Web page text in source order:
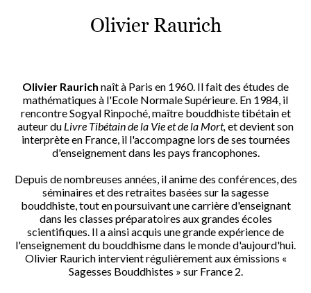
Olivier Raurich
Olivier Raurich naît à Paris en 1960. Il fait des études de
mathématiques à l'Ecole Normale Supérieure. En 1984, il
rencontre Sogyal Rinpoché, maître bouddhiste tibétain et
auteur du Livre Tibétain de la Vie et de la Mort, et devient son
interprète en France, il l'accompagne lors de ses tournées
d'enseignement dans les pays francophones.
Depuis de nombreuses années, il anime des conférences, des
séminaires et des retraites basées sur la sagesse
bouddhiste, tout en poursuivant une carrière d'enseignant
dans les classes préparatoires aux grandes écoles
scientifiques. Il a ainsi acquis une grande expérience de
l'enseignement du bouddhisme dans le monde d'aujourd'hui.
Olivier Raurich intervient régulièrement aux émissions «
Sagesses Bouddhistes » sur France 2.